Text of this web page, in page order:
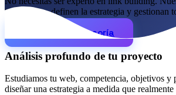
Cómo funciona Blog
🇪🇸 ES🇬🇧 EN🇫🇷 FR🇩🇪 DE
tu proyecto, definen la estrategia y gestionan
Quiero una asesoría
Análisis profundo de tu proyecto
Estudiamos tu web, competencia, objetivos y
diseñar una estrategia a medida que